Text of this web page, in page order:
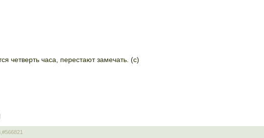
четверть часа, перестают замечать. (c)
#566821